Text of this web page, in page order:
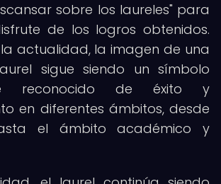
sobre los laureles" para
de los logros obtenidos.
la actualidad, la imagen de una
sigue siendo un símbolo
reconocido de éxito y
en diferentes ámbitos, desde
el ámbito académico y